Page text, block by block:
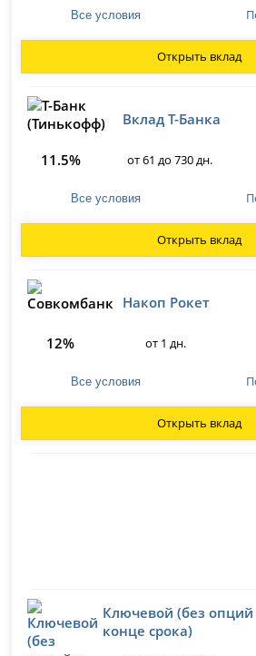
Все условия
Открыть вклад
Вклад Т-Банка
11.5% от 61 до 730 дн.
Все условия
Открыть вклад
Накоп Рокет
12% от 1 дн.
Все условия
Открыть вклад
Ключевой (без опций
конце срока)